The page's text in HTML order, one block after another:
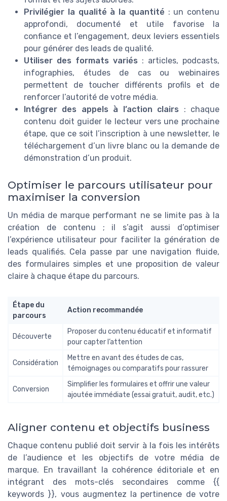
Privilégier la qualité à la quantité : un contenu
approfondi, documenté et utile favorise la
confiance et l’engagement, deux leviers essentiels
pour générer des leads de qualité.
Utiliser des formats variés : articles, podcasts,
infographies, études de cas ou webinaires
permettent de toucher différents profils et de
renforcer l’autorité de votre média.
Intégrer des appels à l’action clairs : chaque
contenu doit guider le lecteur vers une prochaine
étape, que ce soit l’inscription à une newsletter, le
téléchargement d’un livre blanc ou la demande de
démonstration d’un produit.
Optimiser le parcours utilisateur pour
maximiser la conversion
Un média de marque performant ne se limite pas à la
création de contenu ; il s’agit aussi d’optimiser
l’expérience utilisateur pour faciliter la génération de
leads qualifiés. Cela passe par une navigation fluide,
des formulaires simples et une proposition de valeur
claire à chaque étape du parcours.
Étape du
parcours
Action recommandée
Découverte
Proposer du contenu éducatif et informatif
pour capter l’attention
Considération
Mettre en avant des études de cas,
témoignages ou comparatifs pour rassurer
Conversion
Simplifier les formulaires et offrir une valeur
ajoutée immédiate (essai gratuit, audit, etc.)
Aligner contenu et objectifs business
Chaque contenu publié doit servir à la fois les intérêts
de l’audience et les objectifs de votre média de
marque. En travaillant la cohérence éditoriale et en
intégrant des mots-clés secondaires comme {{
keywords }}, vous augmentez la pertinence de votre